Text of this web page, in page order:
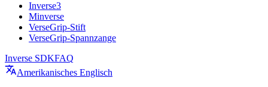
Inverse3
Minverse
VerseGrip-Stift
VerseGrip-Spannzange
Inverse SDKFAQ
Amerikanisches Englisch